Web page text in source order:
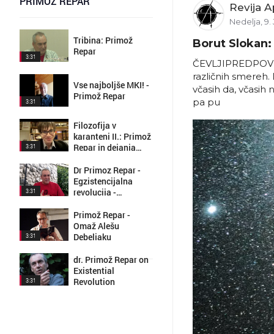
3:31
Tribina: Primož
Repar
3:31
Vse najboljše MKI! -
Primož Repar
3:31
Filozofija v
karanteni II.: Primož
Repar in dejanja
2020)
3:31
Dr Primoz Repar -
Egzistencijalna
revolucija -
3:31
Primož Repar -
Omaž Alešu
Debeljaku
3:31
dr. Primož Repar on
Existential
Revolution
Revija
Nedelja, 9.
Borut
različnih
včasih da, včasih
pa pu